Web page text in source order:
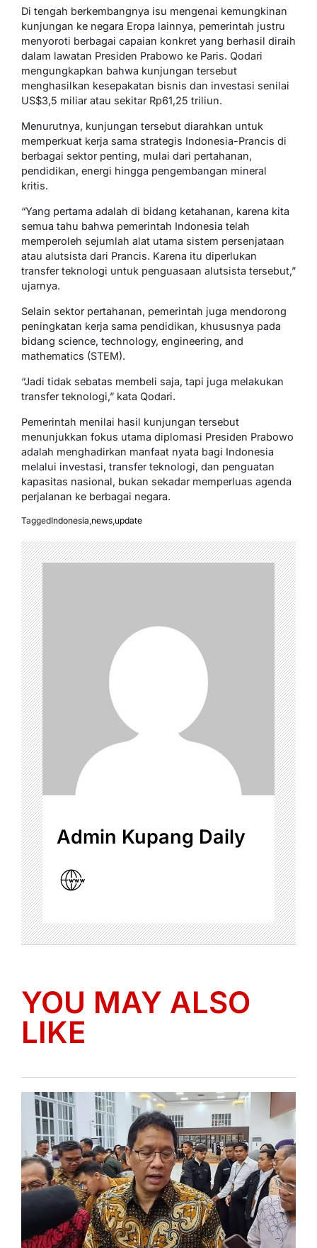
Di tengah berkembangnya isu mengenai kemungkinan
kunjungan ke negara Eropa lainnya, pemerintah justru
menyoroti berbagai capaian konkret yang berhasil diraih
dalam lawatan Presiden Prabowo ke Paris. Qodari
mengungkapkan bahwa kunjungan tersebut
menghasilkan kesepakatan bisnis dan investasi senilai
US$3,5 miliar atau sekitar Rp61,25 triliun.
Menurutnya, kunjungan tersebut diarahkan untuk
memperkuat kerja sama strategis Indonesia-Prancis di
berbagai sektor penting, mulai dari pertahanan,
pendidikan, energi hingga pengembangan mineral
kritis.
“Yang pertama adalah di bidang ketahanan, karena kita
semua tahu bahwa pemerintah Indonesia telah
memperoleh sejumlah alat utama sistem persenjataan
atau alutsista dari Prancis. Karena itu diperlukan
transfer teknologi untuk penguasaan alutsista tersebut,”
ujarnya.
Selain sektor pertahanan, pemerintah juga mendorong
peningkatan kerja sama pendidikan, khususnya pada
bidang science, technology, engineering, and
mathematics (STEM).
“Jadi tidak sebatas membeli saja, tapi juga melakukan
transfer teknologi,” kata Qodari.
Pemerintah menilai hasil kunjungan tersebut
menunjukkan fokus utama diplomasi Presiden Prabowo
adalah menghadirkan manfaat nyata bagi Indonesia
melalui investasi, transfer teknologi, dan penguatan
kapasitas nasional, bukan sekadar memperluas agenda
perjalanan ke berbagai negara.
TaggedIndonesia,news,update
Admin Kupang Daily
YOU MAY ALSO
LIKE